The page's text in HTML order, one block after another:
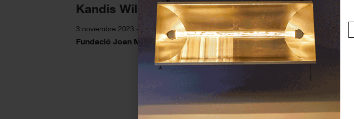
Kandis Williams. ‘Death of A’
3 noviembre 2023 - 21 enero 2024
Fundació Joan Miró